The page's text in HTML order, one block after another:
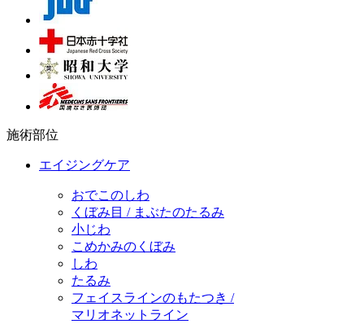
施術部位
エイジングケア
おでこのしわ
くぼみ目 / まぶたのたるみ
小じわ
こめかみのくぼみ
しわ
たるみ
フェイスラインのもたつき /
マリオネットライン